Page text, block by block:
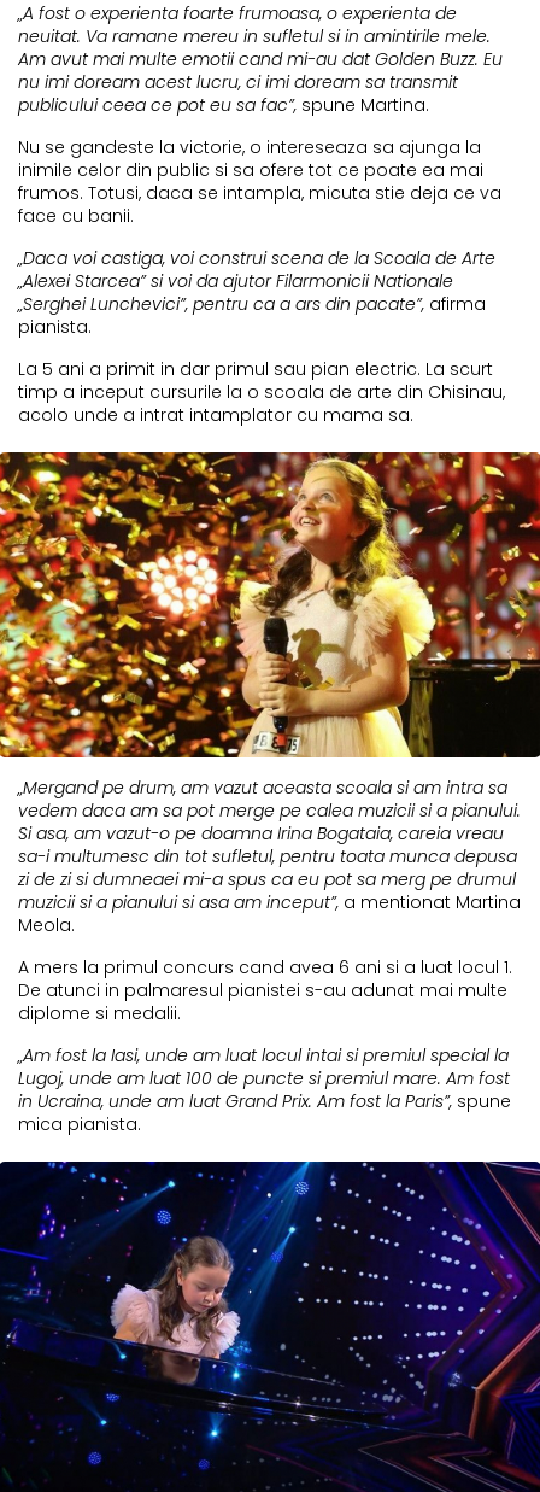
„A fost o experienta foarte frumoasa, o experienta de
neuitat. Va ramane mereu in sufletul si in amintirile mele.
Am avut mai multe emotii cand mi-au dat Golden Buzz. Eu
nu imi doream acest lucru, ci imi doream sa transmit
publicului ceea ce pot eu sa fac”, spune Martina.
Nu se gandeste la victorie, o intereseaza sa ajunga la
inimile celor din public si sa ofere tot ce poate ea mai
frumos. Totusi, daca se intampla, micuta stie deja ce va
face cu banii.
„Daca voi castiga, voi construi scena de la Scoala de Arte
„Alexei Starcea” si voi da ajutor Filarmonicii Nationale
„Serghei Lunchevici”, pentru ca a ars din pacate”, afirma
pianista.
La 5 ani a primit in dar primul sau pian electric. La scurt
timp a inceput cursurile la o scoala de arte din Chisinau,
acolo unde a intrat intamplator cu mama sa.
„Mergand pe drum, am vazut aceasta scoala si am intra sa
vedem daca am sa pot merge pe calea muzicii si a pianului.
Si asa, am vazut-o pe doamna Irina Bogataia, careia vreau
sa-i multumesc din tot sufletul, pentru toata munca depusa
zi de zi si dumneaei mi-a spus ca eu pot sa merg pe drumul
muzicii si a pianului si asa am inceput”, a mentionat Martina
Meola.
A mers la primul concurs cand avea 6 ani si a luat locul 1.
De atunci in palmaresul pianistei s-au adunat mai multe
diplome si medalii.
„Am fost la Iasi, unde am luat locul intai si premiul special la
Lugoj, unde am luat 100 de puncte si premiul mare. Am fost
in Ucraina, unde am luat Grand Prix. Am fost la Paris”, spune
mica pianista.